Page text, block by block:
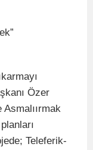
Özer
Asmalıırmak
Teleferik-